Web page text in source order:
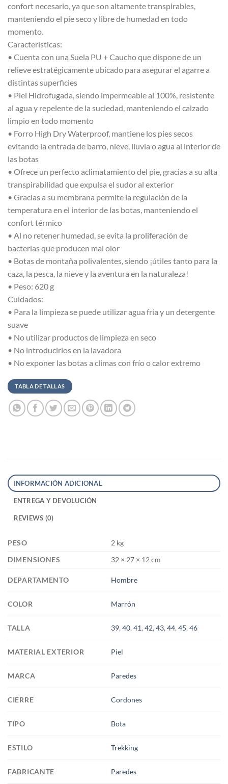
confort necesario, ya que son altamente transpirables,
manteniendo el pie seco y libre de humedad en todo
momento.
Características:
• Cuenta con una Suela PU + Caucho que dispone de un
relieve estratégicamente ubicado para asegurar el agarre a
distintas superficies
• Piel Hidrofugada, siendo impermeable al 100%, resistente
al agua y repelente de la suciedad, manteniendo el calzado
limpio en todo momento
• Forro High Dry Waterproof, mantiene los pies secos
evitando la entrada de barro, nieve, lluvia o agua al interior de
las botas
• Ofrece un perfecto aclimatamiento del pie, gracias a su alta
transpirabilidad que expulsa el sudor al exterior
• Gracias a su membrana permite la regulación de la
temperatura en el interior de las botas, manteniendo el
confort térmico
• Al no retener humedad, se evita la proliferación de
bacterias que producen mal olor
• Botas de montaña polivalentes, siendo ¡útiles tanto para la
caza, la pesca, la nieve y la aventura en la naturaleza!
• Peso: 620 g
Cuidados:
• Para la limpieza se puede utilizar agua fría y un detergente
suave
• No utilizar productos de limpieza en seco
• No introducirlos en la lavadora
• No exponer las botas a climas con frío o calor extremo
TABLA DE TALLAS
INFORMACIÓN ADICIONAL
ENTREGA Y DEVOLUCIÓN
REVIEWS (0)
PESO
2 kg
DIMENSIONES
32 × 27 × 12 cm
DEPARTAMENTO Hombre
COLOR Marrón
TALLA 39,40,41,42,43,44,45,46
MATERIAL EXTERIOR Piel
MARCA Paredes
CIERRE Cordones
TIPO Bota
ESTILO Trekking
FABRICANTE Paredes